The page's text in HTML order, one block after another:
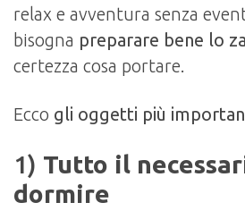
relax e avventura senza
bisogna preparare bene lo
certezza cosa portare.
Ecco gli oggetti più
1) Tutto il
dormire